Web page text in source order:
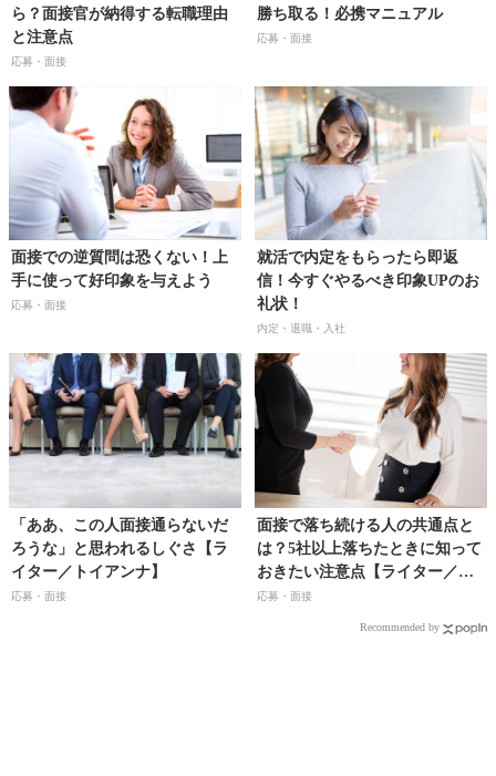
ら？面接官が納得する転職理由
と注意点
応募・面接
勝ち取る！必携マニュアル
応募・面接
面接での逆質問は恐くない！上
手に使って好印象を与えよう
応募・面接
就活で内定をもらったら即返
信！今すぐやるべき印象UPのお
礼状！
内定・退職・入社
「ああ、この人面接通らないだ
ろうな」と思われるしぐさ【ラ
イター／トイアンナ】
応募・面接
面接で落ち続ける人の共通点と
は？5社以上落ちたときに知って
おきたい注意点【ライター／粕
谷麻衣】
応募・面接
Recommended by